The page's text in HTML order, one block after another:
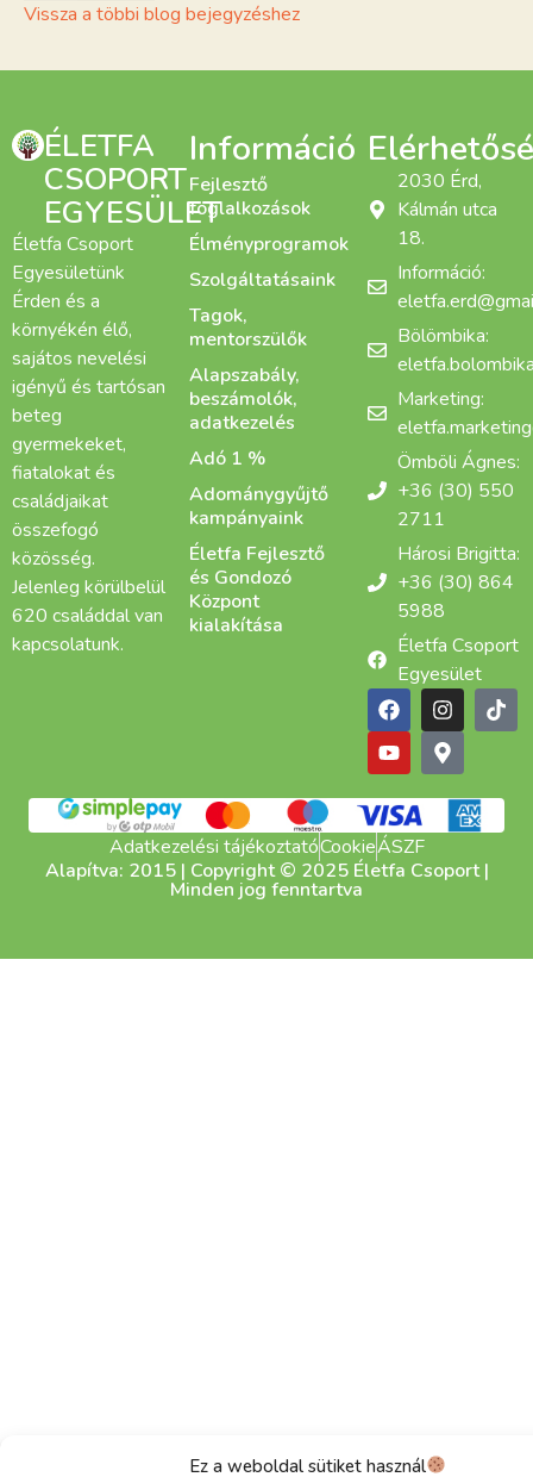
Ez a weboldal sütiket használ
Vissza a többi blog bejegyzéshez
ÉLETFA
CSOPORT
EGYESÜLET
Életfa Csoport
Egyesületünk
Érden és a
környékén élő,
sajátos nevelési
igényű és tartósan
beteg
gyermekeket,
fiatalokat és
családjaikat
összefogó
közösség.
Jelenleg körülbelül
620 családdal van
kapcsolatunk.
Információ
Fejlesztő
foglalkozások
Élményprogramok
Szolgáltatásaink
Tagok,
mentorszülők
Alapszabály,
beszámolók,
adatkezelés
Adó 1 %
Adománygyűjtő
kampányaink
Életfa Fejlesztő
és Gondozó
Központ
kialakítása
2030 Érd,
Kálmán utca
18.
Információ:
Bölömbika:
Marketing:
Ömböli Ágnes:
+36 (30) 550
2711
Hárosi Brigitta:
+36 (30) 864
5988
Életfa Csoport
Egyesület
Adatkezelési tájékoztatóCookieÁSZF
Alapítva: 2015 | Copyright © 2025 Életfa Csoport |
Minden jog fenntartva